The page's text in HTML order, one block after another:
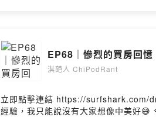
EP68｜慘烈的買房回
淇葩人 ChiPodRant
立即點擊連結 https://surfshark.com/drachi 或用優惠碼
經驗，我只能說沒有大家想像中美好